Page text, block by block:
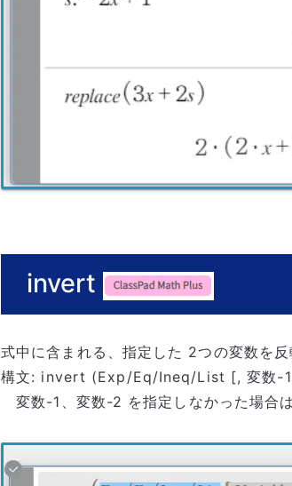
invert
式中に含まれる、指定した 2つの変数を反
構文: invert (Exp/Eq/Ineq/List [, 変数-
変数-1、変数-2 を指定しなかった場合